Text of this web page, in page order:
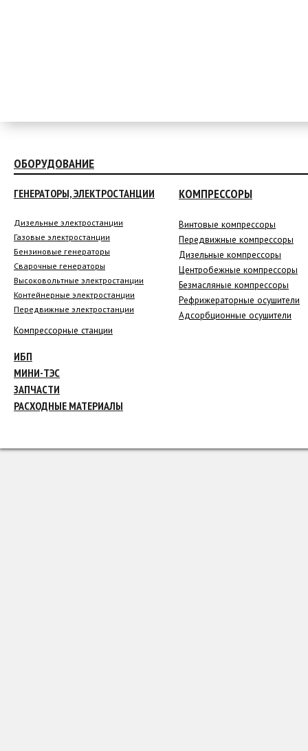
ОБОРУДОВАНИЕ
ГЕНЕРАТОРЫ, ЭЛЕКТРОСТАНЦИИ
Дизельные электростанции
Газовые электростанции
Бензиновые генераторы
Сварочные генераторы
Высоковольтные электростанции
Контейнерные электростанции
Передвижные электростанции
КОМПРЕССОРЫ
Винтовые компрессоры
Передвижные компрессоры
Дизельные компрессоры
Центробежные компрессоры
Безмасляные компрессоры
Рефрижераторные осушители
Адсорбционные осушители
Компрессорные станции
ИБП
МИНИ-ТЭС
ЗАПЧАСТИ
РАСХОДНЫЕ МАТЕРИАЛЫ